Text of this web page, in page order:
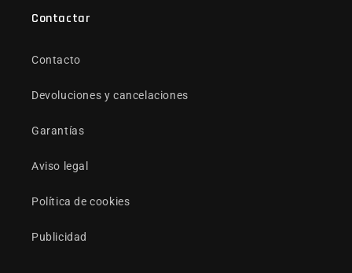
Contactar
Contacto
Devoluciones y cancelaciones
Garantías
Aviso legal
Política de cookies
Publicidad